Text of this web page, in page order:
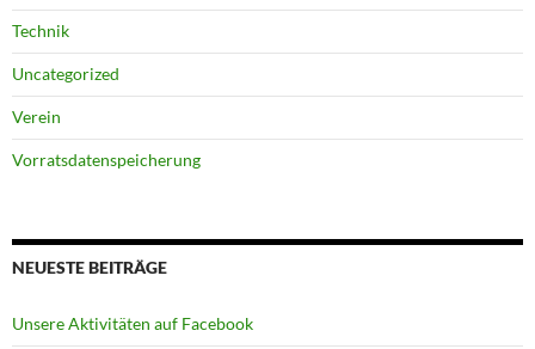
Technik
Uncategorized
Verein
Vorratsdatenspeicherung
NEUESTE BEITRÄGE
Unsere Aktivitäten auf Facebook